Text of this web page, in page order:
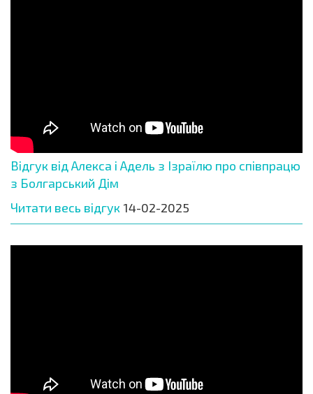
Відгук від Алекса і Адель з Ізраїлю про співпрацю
з Болгарський Дім
Читати весь відгук 14-02-2025